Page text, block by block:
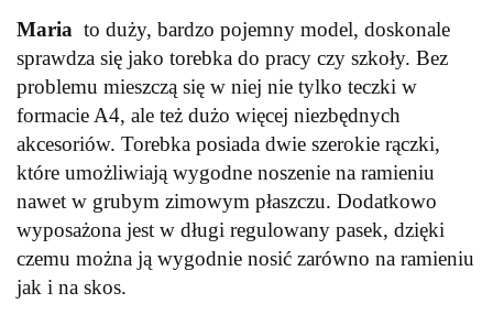
Maria to duży, bardzo pojemny model, doskonale
sprawdza się jako torebka do pracy czy szkoły. Bez
problemu mieszczą się w niej nie tylko teczki w
formacie A4, ale też dużo więcej niezbędnych
akcesoriów. Torebka posiada dwie szerokie rączki,
które umożliwiają wygodne noszenie na ramieniu
nawet w grubym zimowym płaszczu. Dodatkowo
wyposażona jest w długi regulowany pasek, dzięki
czemu można ją wygodnie nosić zarówno na ramieniu
jak i na skos.